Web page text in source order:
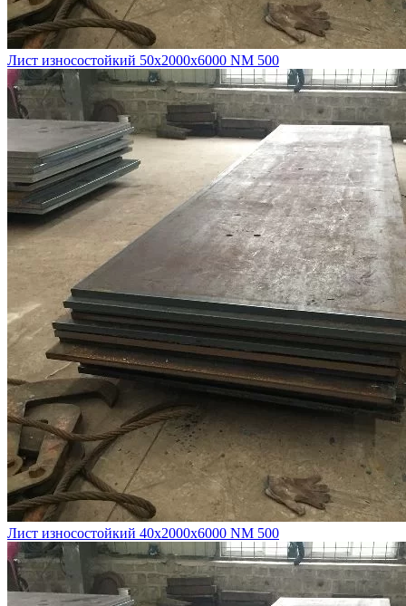
Лист износостойкий 50х2000х6000 NM 500
Лист износостойкий 40х2000х6000 NM 500